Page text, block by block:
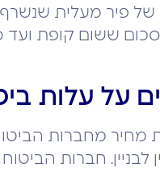
פיר מעלית שנשרף
ששום קופת ועד
על עלות
מחברות
לבניין. חברות